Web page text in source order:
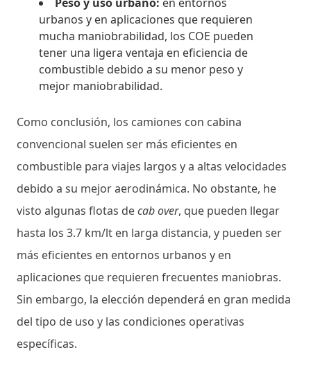
urbanos y en aplicaciones que requieren
mucha maniobrabilidad, los COE pueden
tener una ligera ventaja en eficiencia de
combustible debido a su menor peso y
mejor maniobrabilidad.
Como conclusión, los camiones con cabina
convencional suelen ser más eficientes en
combustible para viajes largos y a altas velocidades
debido a su mejor aerodinámica. No obstante, he
visto algunas flotas decab over, que pueden llegar
hasta los 3.7 km/lt en larga distancia, y pueden ser
más eficientes en entornos urbanos y en
aplicaciones que requieren frecuentes maniobras.
Sin embargo, la elección dependerá en gran medida
del tipo de uso y las condiciones operativas
específicas.